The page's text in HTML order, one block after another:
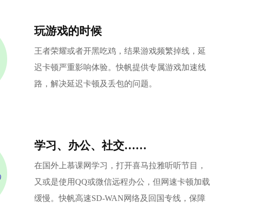
玩游戏的时候
王者荣耀或者开黑吃鸡，结果游戏频繁掉线，延
迟卡顿严重影响体验。快帆提供专属游戏加速线
路，解决延迟卡顿及丢包的问题。
学习、办公、社交……
在国外上慕课网学习，打开喜马拉雅听听节目，
又或是使用QQ或微信远程办公，但网速卡顿加载
缓慢。快帆高速SD-WAN网络及回国专线，保障